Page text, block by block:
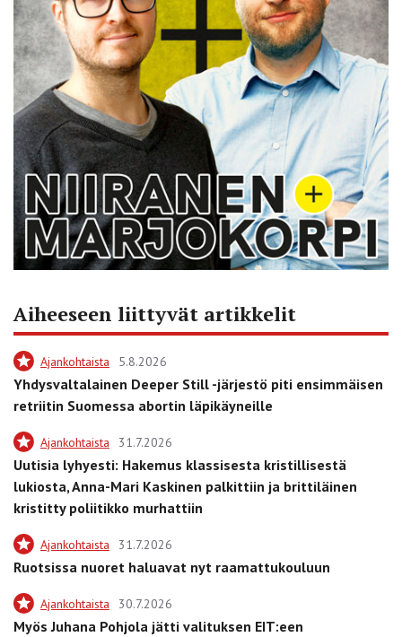
Aiheeseen liittyvät artikkelit
Ajankohtaista 5.8.2026
Yhdysvaltalainen Deeper Still -järjestö piti ensimmäisen
retriitin Suomessa abortin läpikäyneille
Ajankohtaista 31.7.2026
Uutisia lyhyesti: Hakemus klassisesta kristillisestä
lukiosta, Anna-Mari Kaskinen palkittiin ja brittiläinen
kristitty poliitikko murhattiin
Ajankohtaista 31.7.2026
Ruotsissa nuoret haluavat nyt raamattukouluun
Ajankohtaista 30.7.2026
Myös Juhana Pohjola jätti valituksen EIT:een